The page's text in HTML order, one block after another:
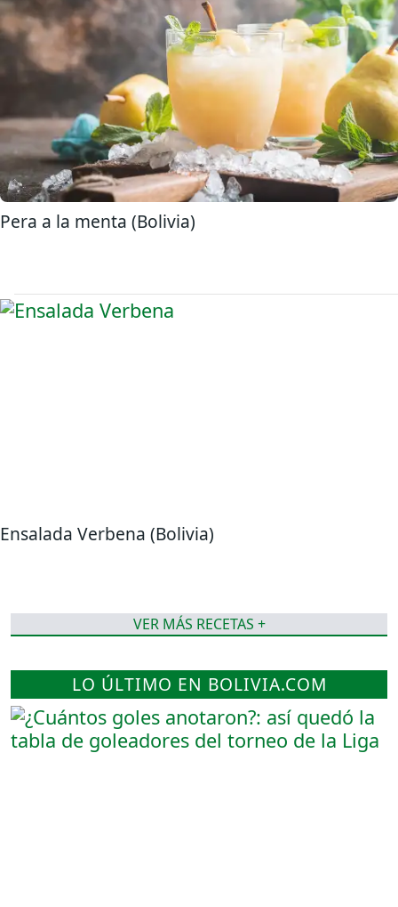
Pera a la menta (Bolivia)
Ensalada Verbena (Bolivia)
VER MÁS RECETAS +
LO ÚLTIMO EN BOLIVIA.COM